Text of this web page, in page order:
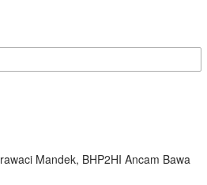
Mandek, BHP2HI Ancam Bawa